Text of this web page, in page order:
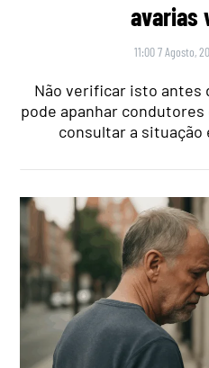
avarias
11:00 7 Agosto,
Não verificar isto antes
pode apanhar
consultar a